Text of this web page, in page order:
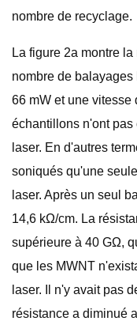
nombre de recyclage.
La figure 2a montre
nombre de
66 mW et une vitesse
échantillons n'ont
laser. En d'autres
soniqués qu'une
laser. Après un seul
14,6 kΩ/cm. La
supérieure à 40 GΩ,
que les MWNT
laser. Il n'y avait pas
résistance a diminué